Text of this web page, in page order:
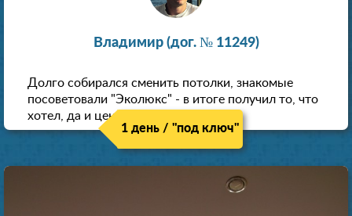
Владимир (дог. № 11249)
Долго собирался сменить потолки, знакомые
посоветовали "Эколюкс" - в итоге получил то, что
хотел, да и цена нормальная.
1 день / "под ключ"